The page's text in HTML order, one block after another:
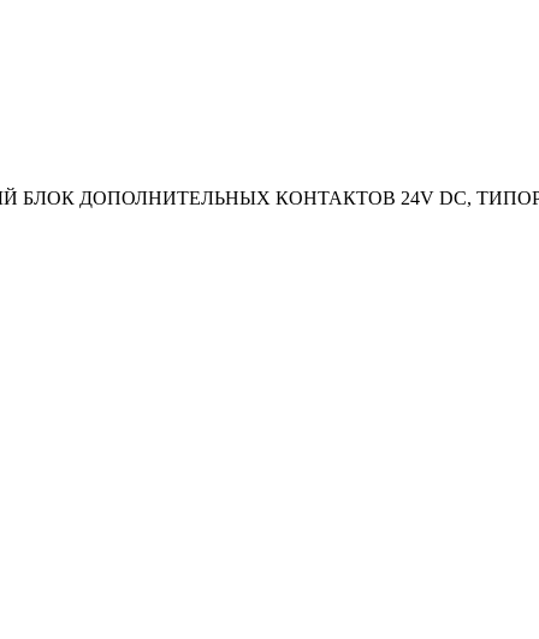
ДОПОЛНИТЕЛЬНЫХ КОНТАКТОВ 24V DC,